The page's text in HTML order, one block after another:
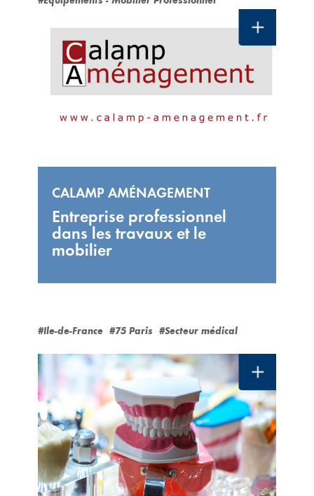
CALAMP AMÉNAGEMENT
Entreprise professionnel
dans les travaux et le
mobilier
#Ile-de-France #75 Paris #Secteur médical